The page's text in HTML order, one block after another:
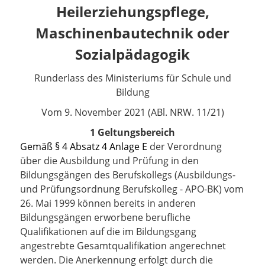
Heilerziehungspflege,
Maschinenbautechnik oder
Sozialpädagogik
Runderlass des Ministeriums für Schule und
Bildung
Vom 9. November 2021 (ABl. NRW. 11/21)
1 Geltungsbereich
Gemäß § 4 Absatz 4 Anlage E der Verordnung
über die Ausbildung und Prüfung in den
Bildungsgängen des Berufskollegs (Ausbildungs-
und Prüfungsordnung Berufskolleg - APO-BK) vom
26. Mai 1999 können bereits in anderen
Bildungsgängen erworbene berufliche
Qualifikationen auf die im Bildungsgang
angestrebte Gesamtqualifikation angerechnet
werden. Die Anerkennung erfolgt durch die